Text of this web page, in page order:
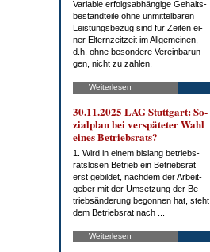
Va­ria­ble er­folgs­ab­hän­gi­ge Ge­halts­
be­stand­tei­le oh­ne un­mit­tel­ba­ren
Leis­tungs­be­zug sind für Zei­ten ei­
ner El­tern­zeit­zeit im All­ge­mei­nen,
d.h. oh­ne be­son­de­re Ver­ein­ba­run­
gen, nicht zu zah­len.
Weiterlesen
30.11.2025 LAG Stutt­gart: So­
zi­al­plan bei ver­spä­te­ter Wahl
ei­nes Be­triebs­rats?
1. Wird in ei­nem bis­lang be­triebs­
rats­lo­sen Be­trieb ein Be­triebs­rat
erst ge­bil­det, nach­dem der Ar­beit­
ge­ber mit der Um­set­zung der Be­
trieb­s­än­de­rung be­gon­nen hat, steht
dem Be­triebs­rat nach ...
Weiterlesen